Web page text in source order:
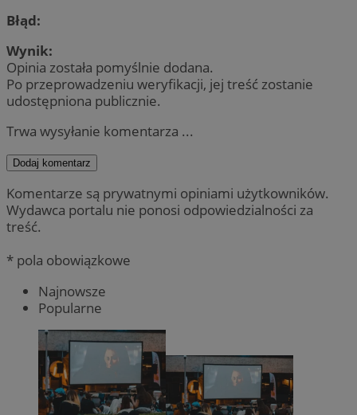
Błąd:
Wynik:
Opinia została pomyślnie dodana.
Po przeprowadzeniu weryfikacji, jej treść zostanie
udostępniona publicznie.
Trwa wysyłanie komentarza ...
Dodaj komentarz
Komentarze są prywatnymi opiniami użytkowników.
Wydawca portalu nie ponosi odpowiedzialności za
treść.
* pola obowiązkowe
Najnowsze
Popularne